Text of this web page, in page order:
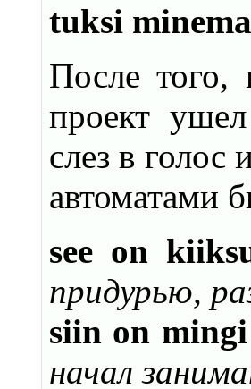
tuksi minema
После того,
проект
слез в голос
автоматами
see on
придурью,
siin on mingi
начал